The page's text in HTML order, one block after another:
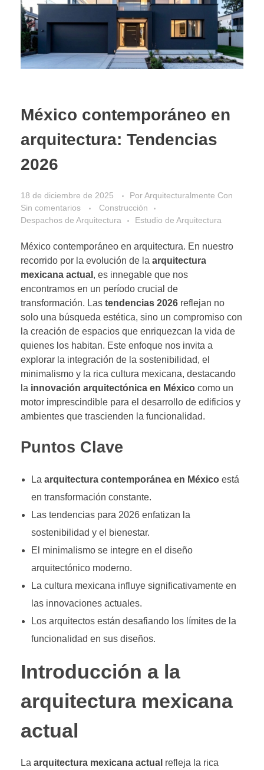
México contemporáneo en
arquitectura: Tendencias
2026
18 de diciembre de 2025 PorArquitecturalmente Con
Sin comentarios
Construcción
Despachos de Arquitectura
Estudio de Arquitectura
México contemporáneo en arquitectura. En nuestro
recorrido por la evolución de la arquitectura
mexicana actual , es innegable que nos
encontramos en un período crucial de
transformación. Las tendencias 2026 reflejan no
solo una búsqueda estética, sino un compromiso con
la creación de espacios que enriquezcan la vida de
quienes los habitan. Este enfoque nos invita a
explorar la integración de la sostenibilidad, el
minimalismo y la rica cultura mexicana, destacando
la innovación arquitectónica en México como un
motor imprescindible para el desarrollo de edificios y
ambientes que trascienden la funcionalidad.
Puntos Clave
La arquitectura contemporánea en Méxicoestá
en transformación constante.
Las tendencias para 2026 enfatizan la
sostenibilidad y el bienestar.
El minimalismo se integre en el diseño
arquitectónico moderno.
La cultura mexicana influye significativamente en
las innovaciones actuales.
Los arquitectos están desafiando los límites de la
funcionalidad en sus diseños.
Introducción a la
arquitectura mexicana
actual
La arquitectura mexicana actual refleja la rica